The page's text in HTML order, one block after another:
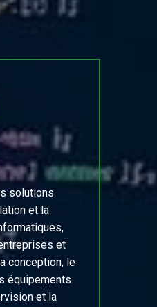
solutions
et la
et
conception, le
équipements
et la